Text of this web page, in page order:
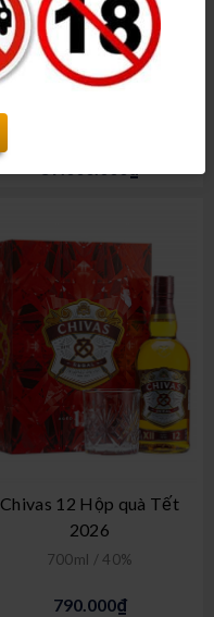
Benromach 40 - 2022
Release
Chivas 12 Hộp quà Tết
2026
700ml / 40%
790.000₫